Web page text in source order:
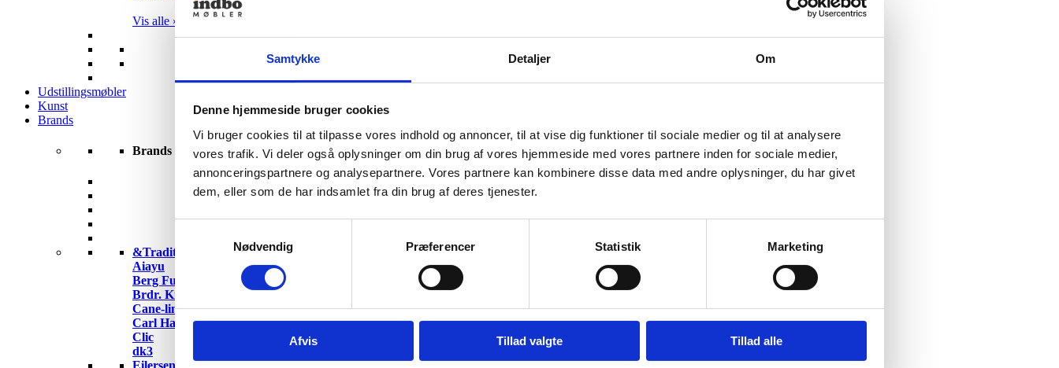
Samtykke Detaljer Om
Denne hjemmeside bruger cookies
Vi bruger cookies til at tilpasse vores indhold og annoncer, til at vise dig funktioner til sociale medier og til at analysere
vores trafik. Vi deler også oplysninger om din brug af vores hjemmeside med vores partnere inden for sociale medier,
annonceringspartnere og analysepartnere. Vores partnere kan kombinere disse data med andre oplysninger, du har givet
dem, eller som de har indsamlet fra din brug af deres tjenester.
Nødvendig
Præferencer Statistik Marketing
Afvis Tillad valgte Tillad alle
Vis alle »
Udstillingsmøbler
Kunst
Brands
Brands
&Tradition
Aiayu
Berg Furniture
Brdr. Krüger
Cane-line
Carl Hansen & Søn
Clic
dk3
Eilersen